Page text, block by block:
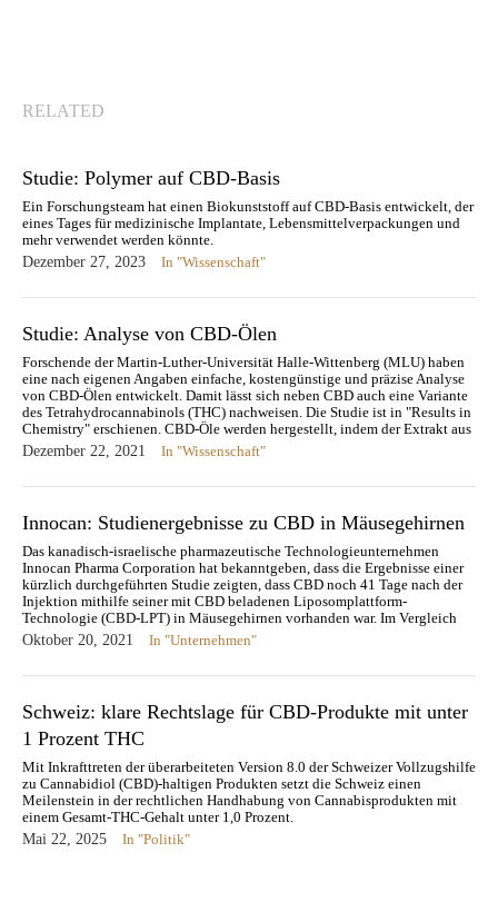
RELATED
Studie: Polymer auf CBD-Basis
Ein Forschungsteam hat einen Biokunststoff auf CBD-Basis entwickelt, der
eines Tages für medizinische Implantate, Lebensmittelverpackungen und
mehr verwendet werden könnte.
Dezember 27, 2023
In "Wissenschaft"
Studie: Analyse von CBD-Ölen
Forschende der Martin-Luther-Universität Halle-Wittenberg (MLU) haben
eine nach eigenen Angaben einfache, kostengünstige und präzise Analyse
von CBD-Ölen entwickelt. Damit lässt sich neben CBD auch eine Variante
des Tetrahydrocannabinols (THC) nachweisen. Die Studie ist in "Results in
Chemistry" erschienen. CBD-Öle werden hergestellt, indem der Extrakt aus
der Hanfpflanze mit einem pflanzlichen…
Dezember 22, 2021 In "Wissenschaft"
Innocan: Studienergebnisse zu CBD in Mäusegehirnen
Das kanadisch-israelische pharmazeutische Technologieunternehmen
Innocan Pharma Corporation hat bekanntgeben, dass die Ergebnisse einer
kürzlich durchgeführten Studie zeigten, dass CBD noch 41 Tage nach der
Injektion mithilfe seiner mit CBD beladenen Liposomplattform-
Technologie (CBD-LPT) in Mäusegehirnen vorhanden war. Im Vergleich
dazu konnte 22 Tage nach der Injektion von freiem CBD ohne LPT…
Oktober 20, 2021 In "Unternehmen"
Schweiz: klare Rechtslage für CBD-Produkte mit unter
1 Prozent THC
Mit Inkrafttreten der überarbeiteten Version 8.0 der Schweizer Vollzugshilfe
zu Cannabidiol (CBD)-haltigen Produkten setzt die Schweiz einen
Meilenstein in der rechtlichen Handhabung von Cannabisprodukten mit
einem Gesamt-THC-Gehalt unter 1,0 Prozent.
Mai 22, 2025
In "Politik"